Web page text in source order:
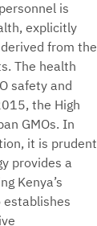
is
explicitly
from the
The health
safety and
the High
GMOs. In
it is prudent
provides a
Kenya’s
establishes